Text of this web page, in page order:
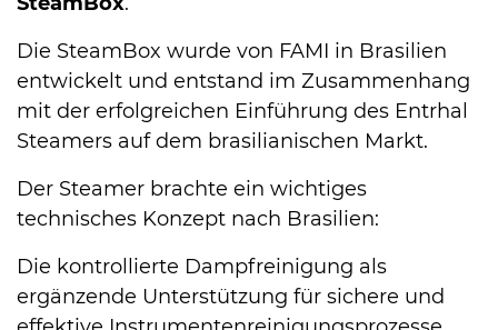
Die SteamBox wurde von FAMI in Brasilien
entwickelt und entstand im Zusammenhang
mit der erfolgreichen Einführung des Entrhal
Steamers auf dem brasilianischen Markt.
Der Steamer brachte ein wichtiges
technisches Konzept nach Brasilien:
Die kontrollierte Dampfreinigung als
ergänzende Unterstützung für sichere und